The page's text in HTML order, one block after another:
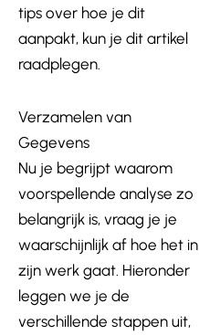
tips over hoe je dit
aanpakt, kun je dit artikel
raadplegen.
Verzamelen van
Gegevens
Nu je begrijpt waarom
voorspellende analyse zo
belangrijk is, vraag je je
waarschijnlijk af hoe het in
zijn werk gaat. Hieronder
leggen we je de
verschillende stappen uit,